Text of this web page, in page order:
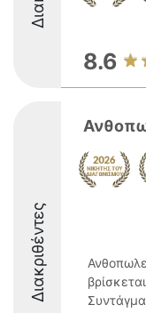
8.6
Διακριθέντες